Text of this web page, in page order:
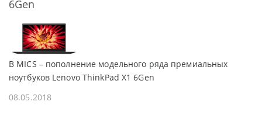
6Gen
В MICS – пополнение модельного ряда премиальных
ноутбуков Lenovo ThinkPad X1 6Gen
08.05.2018